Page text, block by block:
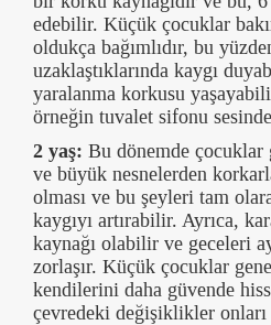
edebilir. Küçük çocuklar
oldukça bağımlıdır, bu
uzaklaştıklarında kaygı
yaralanma korkusu
örneğin tuvalet sifonu
2 yaş: Bu dönemde
ve büyük nesnelerden
olması ve bu şeyleri tam
kaygıyı artırabilir. Ayrıca,
kaynağı olabilir ve geceleri
zorlaşır. Küçük çocuklar
kendilerini daha güvende
çevredeki değişiklikler